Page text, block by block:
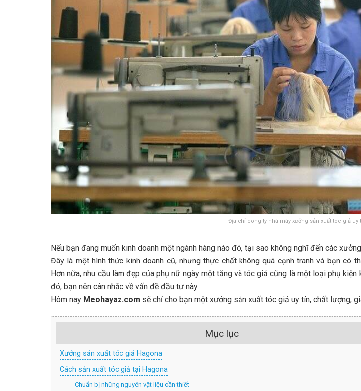
Địa chỉ công ty nhà máy xưởng sản xuất tóc giả uy
Nếu bạn đang muốn kinh doanh một ngành hàng nào đó, tại sao không nghĩ đến các xưởng
Đây là một hình thức kinh doanh cũ, nhưng thực chất không quá cạnh tranh và bạn có
Hơn nữa, nhu cầu làm đẹp của phụ nữ ngày một tăng và tóc giả cũng là một loại phụ kiện
đó, bạn nên cân nhắc về vấn đề đầu tư này.
Hôm nay Meohayaz.com sẽ chỉ cho bạn một xưởng sản xuất tóc giả uy tín, chất lượng,
Mục lục
Xưởng sản xuất tóc giả Hagona
Cách sản xuất tóc giả tại Hagona
Chuẩn bị những nguyên vật liệu cần thiết